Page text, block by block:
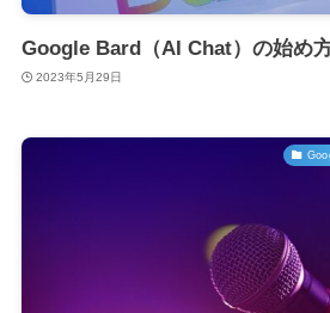
Google Bard（AI Chat）の始め
2023年5月29日